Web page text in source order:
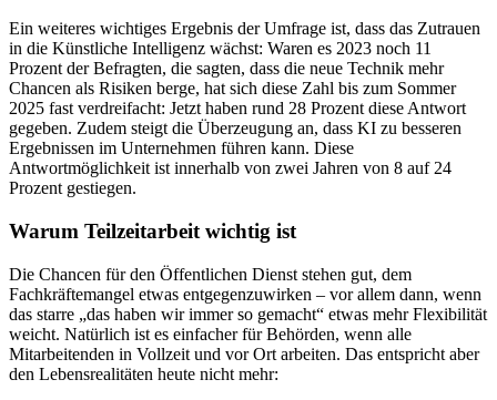
Ein weiteres wichtiges Ergebnis der Umfrage ist, dass das Zutrauen
in die Künstliche Intelligenz wächst: Waren es 2023 noch 11
Prozent der Befragten, die sagten, dass die neue Technik mehr
Chancen als Risiken berge, hat sich diese Zahl bis zum Sommer
2025 fast verdreifacht: Jetzt haben rund 28 Prozent diese Antwort
gegeben. Zudem steigt die Überzeugung an, dass KI zu besseren
Ergebnissen im Unternehmen führen kann. Diese
Antwortmöglichkeit ist innerhalb von zwei Jahren von 8 auf 24
Prozent gestiegen.
Warum Teilzeitarbeit wichtig ist
Die Chancen für den Öffentlichen Dienst stehen gut, dem
Fachkräftemangel etwas entgegenzuwirken – vor allem dann, wenn
das starre „das haben wir immer so gemacht“ etwas mehr Flexibilität
weicht. Natürlich ist es einfacher für Behörden, wenn alle
Mitarbeitenden in Vollzeit und vor Ort arbeiten. Das entspricht aber
den Lebensrealitäten heute nicht mehr: